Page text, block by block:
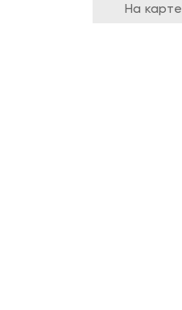
На карте